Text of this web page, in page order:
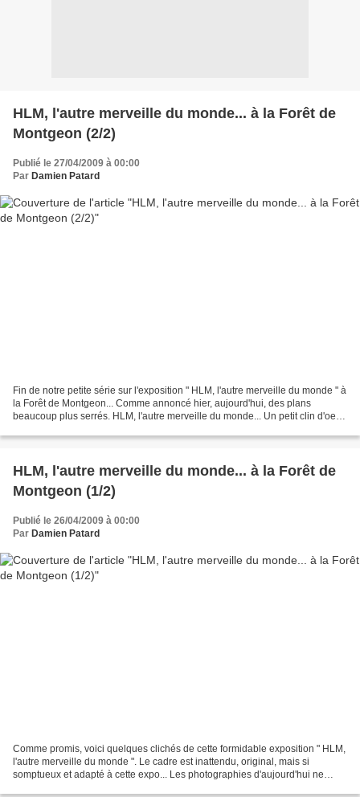
HLM, l'autre merveille du monde... à la Forêt de
Montgeon (2/2)
Publié le 27/04/2009 à 00:00
Par Damien Patard
Fin de notre petite série sur l'exposition " HLM, l'autre merveille du monde " à
la Forêt de Montgeon... Comme annoncé hier, aujourd'hui, des plans
beaucoup plus serrés. HLM, l'autre merveille du monde... Un petit clin d'oeil
HLM, l'autre merveille du monde... à la Forêt de
Montgeon (1/2)
Publié le 26/04/2009 à 00:00
Par Damien Patard
Comme promis, voici quelques clichés de cette formidable exposition " HLM,
l'autre merveille du monde ". Le cadre est inattendu, original, mais si
somptueux et adapté à cette expo... Les photographies d'aujourd'hui ne